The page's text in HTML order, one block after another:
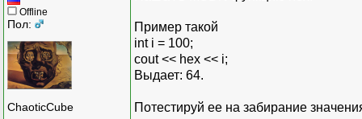
Offline
Пол:
ChaoticCube
Пример такой
int i = 100;
cout << hex << i;
Выдает: 64.
Потестируй ее на забирание